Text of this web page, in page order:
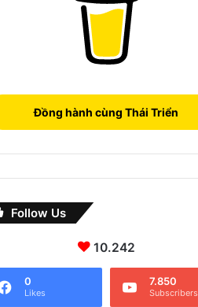
Đồng hành cùng Thái Triển
Follow Us
10.242
0
Likes
7.850
Subscribers